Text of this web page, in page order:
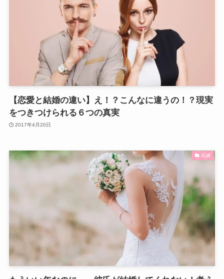
【恋愛と結婚の違い】え！？こんなに違うの！？現実
をつきつけられる６つの真実
2017年4月20日
結婚